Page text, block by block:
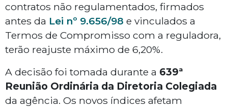
contratos não regulamentados, firmados
antes da Lei nº 9.656/98 e vinculados a
Termos de Compromisso com a reguladora,
terão reajuste máximo de 6,20%.
A decisão foi tomada durante a 639ª
Reunião Ordinária da Diretoria Colegiada
da agência. Os novos índices afetam